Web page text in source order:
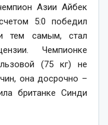
Азии Айбек
5:0 победил
тем самым, стал
Чемпионке
(75 кг) не
она досрочно –
британке Синди